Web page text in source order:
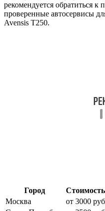
рекомендуется обратиться
проверенные автосервисы
Avensis T250.
Город
Москва
от 3000